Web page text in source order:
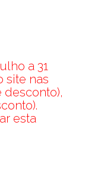
a 31
site nas
desconto),
esta